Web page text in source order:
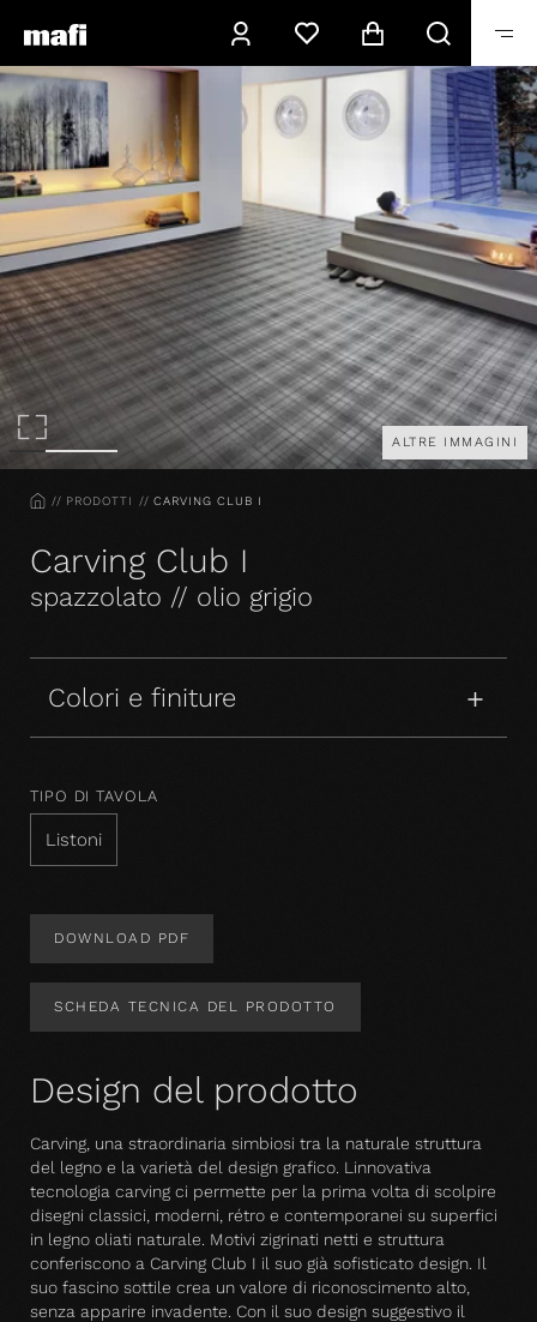
ALTRE IMMAGINI
HOMEPRODOTTI CARVING CLUB I
Carving Club I
spazzolato // olio grigio
Colori e finiture
TIPO DI TAVOLA
Listoni
DOWNLOAD PDF
SCHEDA TECNICA DEL PRODOTTO
Design del prodotto
Carving, una straordinaria simbiosi tra la naturale struttura
del legno e la varietà del design grafico. Linnovativa
tecnologia carving ci permette per la prima volta di scolpire
disegni classici, moderni, rétro e contemporanei su superfici
in legno oliati naturale. Motivi zigrinati netti e struttura
conferiscono a Carving Club I il suo già sofisticato design. Il
suo fascino sottile crea un valore di riconoscimento alto,
senza apparire invadente. Con il suo design suggestivo il